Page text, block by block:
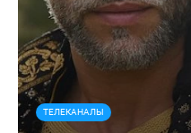
ТЕЛЕКАНАЛЫ